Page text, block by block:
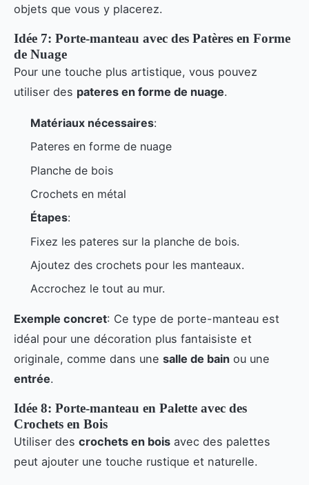
objets que vous y placerez.
Idée 7: Porte-manteau avec des Patères en Forme
de Nuage
Pour une touche plus artistique, vous pouvez
utiliser des pateres en forme de nuage.
Matériaux nécessaires:
Pateres en forme de nuage
Planche de bois
Crochets en métal
Étapes:
Fixez les pateres sur la planche de bois.
Ajoutez des crochets pour les manteaux.
Accrochez le tout au mur.
Exemple concret: Ce type de porte-manteau est
idéal pour une décoration plus fantaisiste et
originale, comme dans une salle de bain ou une
entrée.
Idée 8: Porte-manteau en Palette avec des
Crochets en Bois
Utiliser des crochets en bois avec des palettes
peut ajouter une touche rustique et naturelle.